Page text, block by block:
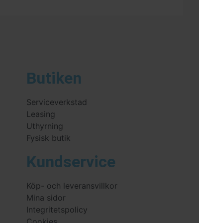
Butiken
Serviceverkstad
Leasing
Uthyrning
Fysisk butik
Kundservice
Köp- och leveransvillkor
Mina sidor
Integritetspolicy